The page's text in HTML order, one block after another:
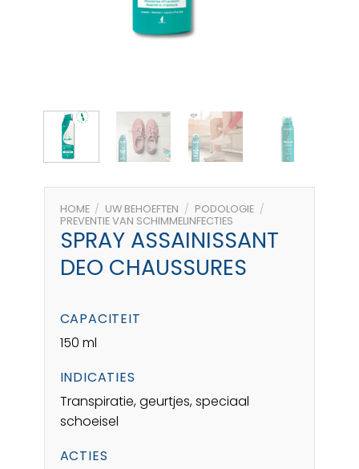
HOME / UW BEHOEFTEN / PODOLOGIE /
PREVENTIE VAN SCHIMMELINFECTIES
SPRAY ASSAINISSANT
DEO CHAUSSURES
CAPACITEIT
150 ml
INDICATIES
Transpiratie, geurtjes, speciaal
schoeisel
ACTIES